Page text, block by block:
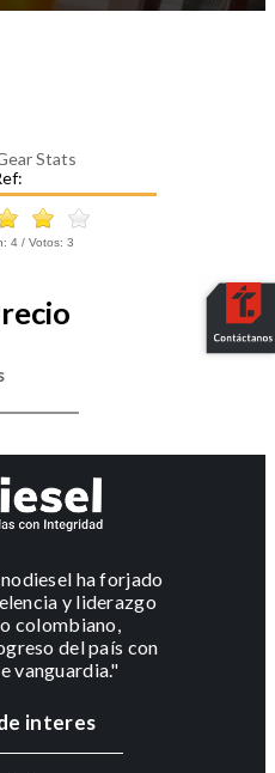
4 / Votos: 3
ha forjado
y liderazgo
colombiano,
del país con
vanguardia."
interes